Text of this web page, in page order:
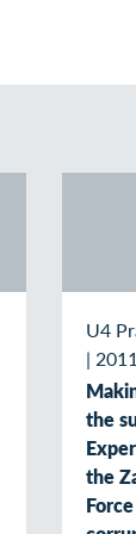
U4
|
the
the